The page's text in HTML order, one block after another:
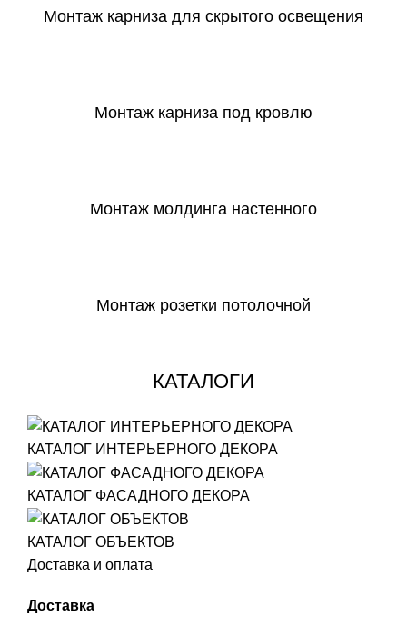
Монтаж карниза для скрытого освещения
Монтаж карниза под кровлю
Монтаж молдинга настенного
Монтаж розетки потолочной
КАТАЛОГИ
КАТАЛОГ ИНТЕРЬЕРНОГО ДЕКОРА
КАТАЛОГ ФАСАДНОГО ДЕКОРА
КАТАЛОГ ОБЪЕКТОВ
Доставка и оплата
Доставка